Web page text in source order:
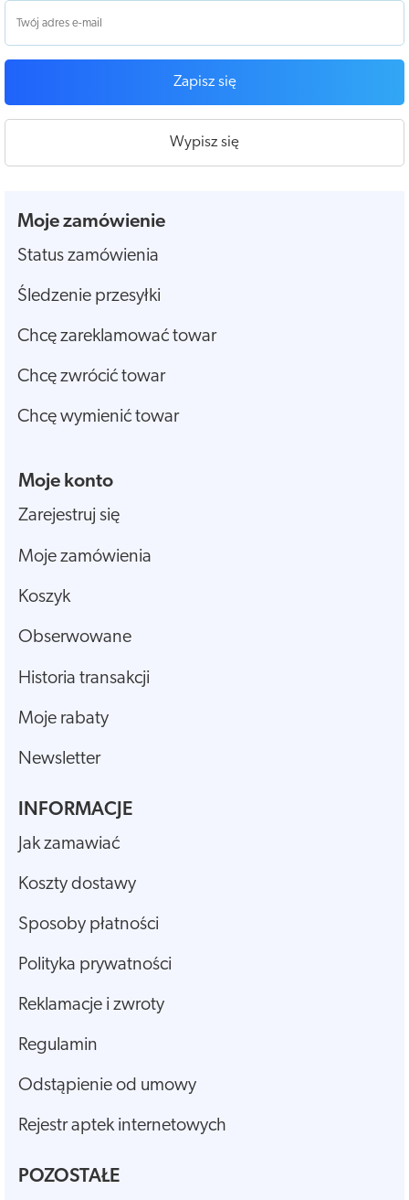
Zapisz się
Wypisz się
Moje zamówienie
Status zamówienia
Śledzenie przesyłki
Chcę zareklamować towar
Chcę zwrócić towar
Chcę wymienić towar
Moje konto
Zarejestruj się
Moje zamówienia
Koszyk
Obserwowane
Historia transakcji
Moje rabaty
Newsletter
INFORMACJE
Jak zamawiać
Koszty dostawy
Sposoby płatności
Polityka prywatności
Reklamacje i zwroty
Regulamin
Odstąpienie od umowy
Rejestr aptek internetowych
POZOSTAŁE